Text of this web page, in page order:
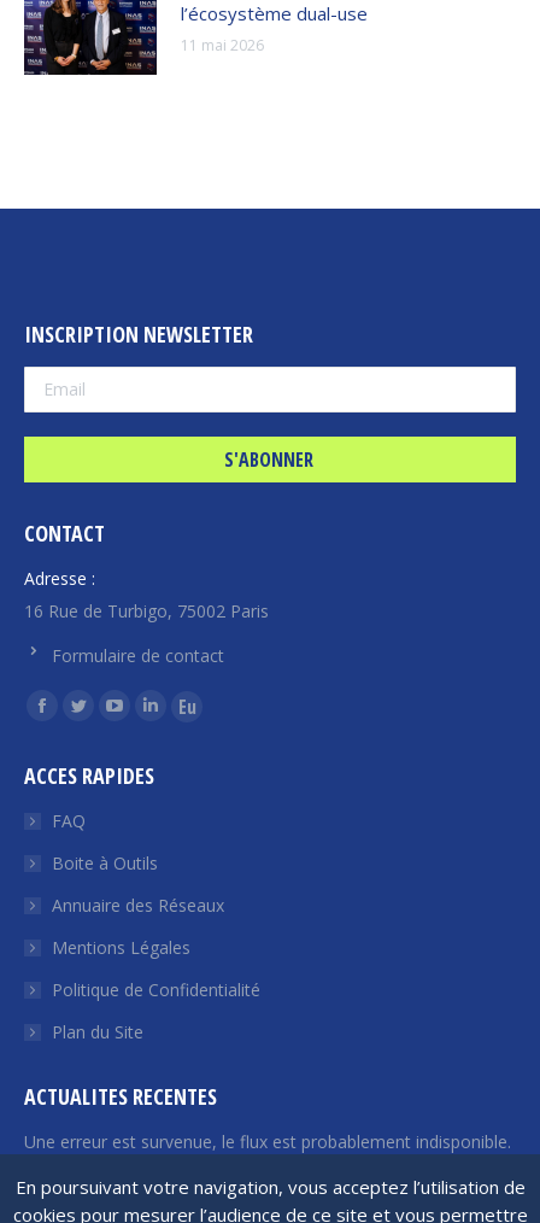
En poursuivant votre navigation, vous acceptez l’utilisation de
cookies pour mesurer l’audience de ce site et vous permettre
l’écosystème dual-use
11 mai 2026
INSCRIPTION NEWSLETTER
CONTACT
Adresse :
16 Rue de Turbigo, 75002 Paris
Formulaire de contact
Trouvez nous sur :
La
Facebook
s'ouvre
une
nouvelle
fenêtre
La
Twitter
s'ouvre
une
nouvelle
fenêtre
La
YouTube
une
nouvelle
fenêtre
La
LinkedIn
une
nouvelle
fenêtre
La
nouvelle
fenêtre
ACCES RAPIDES
FAQ
Boite à Outils
Annuaire des Réseaux
Mentions Légales
Politique de Confidentialité
Plan du Site
ACTUALITES RECENTES
Une erreur est survenue, le flux est probablement indisponible.